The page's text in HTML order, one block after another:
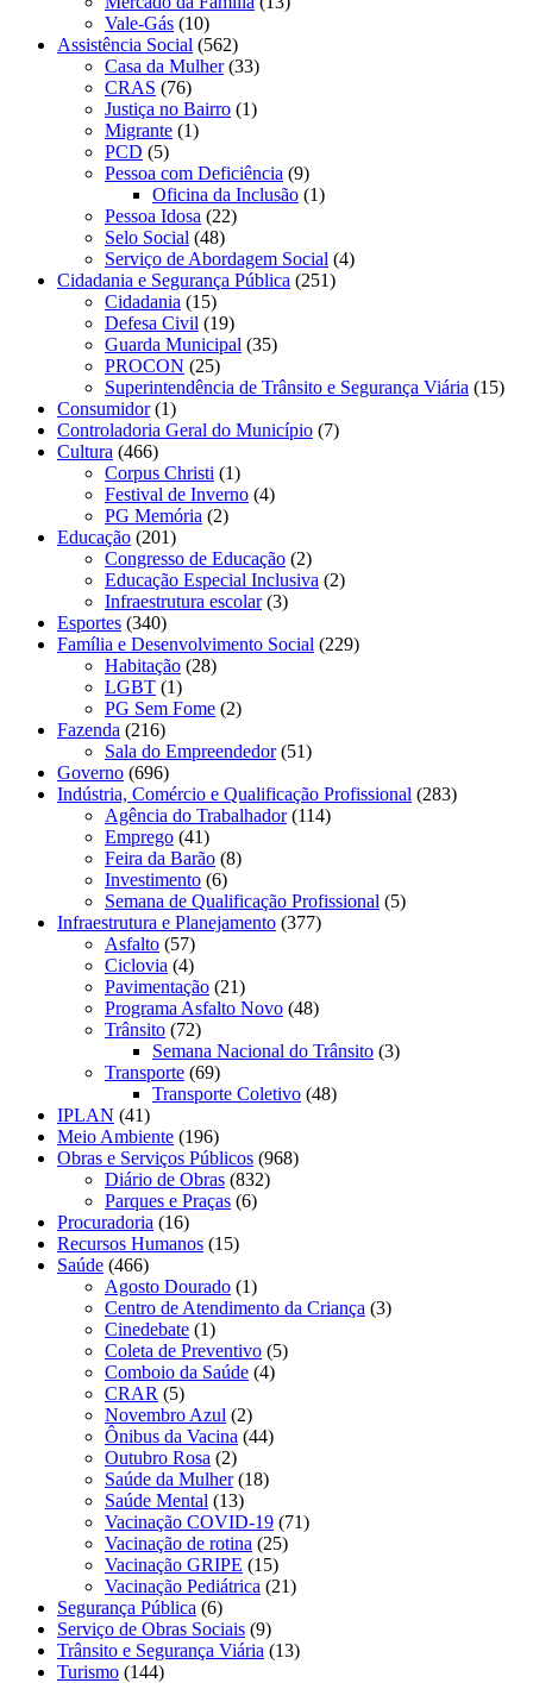
Vale-Gás (10)
Assistência Social (562)
Casa da Mulher(33)
CRAS (76)
Justiça no Bairro (1)
Migrante (1)
PCD (5)
Pessoa com Deficiência (9)
Oficina da Inclusão (1)
Pessoa Idosa (22)
Selo Social (48)
Serviço de Abordagem Social (4)
Cidadania e Segurança Pública (251)
Cidadania (15)
Defesa Civil (19)
Guarda Municipal (35)
PROCON (25)
Superintendência de Trânsito e Segurança Viária (15)
Consumidor(1)
Controladoria Geral do Município (7)
Cultura (466)
Corpus Christi (1)
Festival de Inverno (4)
PG Memória (2)
Educação (201)
Congresso de Educação (2)
Educação Especial Inclusiva (2)
Infraestrutura escolar(3)
Esportes (340)
Família e Desenvolvimento Social (229)
Habitação (28)
LGBT (1)
PG Sem Fome (2)
Fazenda (216)
Sala do Empreendedor(51)
Governo (696)
Indústria, Comércio e Qualificação Profissional (283)
Agência do Trabalhador(114)
Emprego (41)
Feira da Barão (8)
Investimento (6)
Semana de Qualificação Profissional (5)
Infraestrutura e Planejamento (377)
Asfalto (57)
Ciclovia (4)
Pavimentação (21)
Programa Asfalto Novo (48)
Trânsito (72)
Semana Nacional do Trânsito (3)
Transporte (69)
Transporte Coletivo (48)
IPLAN (41)
Meio Ambiente (196)
Obras e Serviços Públicos (968)
Diário de Obras (832)
Parques e Praças (6)
Procuradoria (16)
Recursos Humanos (15)
Saúde (466)
Agosto Dourado (1)
Centro de Atendimento da Criança (3)
Cinedebate (1)
Coleta de Preventivo (5)
Comboio da Saúde (4)
CRAR (5)
Novembro Azul (2)
Ônibus da Vacina (44)
Outubro Rosa (2)
Saúde da Mulher(18)
Saúde Mental (13)
Vacinação COVID-19 (71)
Vacinação de rotina (25)
Vacinação GRIPE (15)
Vacinação Pediátrica (21)
Segurança Pública (6)
Serviço de Obras Sociais (9)
Trânsito e Segurança Viária (13)
Turismo (144)